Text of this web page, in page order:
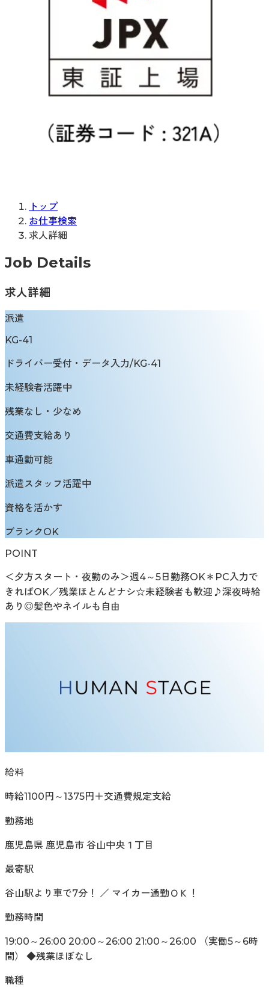
トップ
お仕事検索
求人詳細
Job Details
求人詳細
派遣
KG-41
ドライバー受付・データ入力/KG-41
未経験者活躍中
残業なし・少なめ
交通費支給あり
車通勤可能
派遣スタッフ活躍中
資格を活かす
ブランクOK
POINT
＜夕方スタート・夜勤のみ＞週4～5日勤務OK＊PC入力で
きればOK／残業ほとんどナシ☆未経験者も歓迎♪深夜時給
あり◎髪色やネイルも自由
給料
時給1100円～1375円＋交通費規定支給
勤務地
鹿児島県 鹿児島市 谷山中央１丁目
最寄駅
谷山駅より車で7分！ ／ マイカー通勤ＯＫ！
勤務時間
19:00～26:00 20:00～26:00 21:00～26:00 （実働5～6時
間） ◆残業ほぼなし
職種